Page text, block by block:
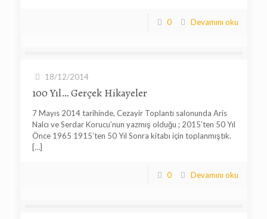
0 Devamını oku
18/12/2014
100 Yıl… Gerçek Hikayeler
7 Mayıs 2014 tarihinde, Cezayir Toplantı salonunda Aris
Nalcı ve Serdar Korucu’nun yazmış olduğu ; 2015’ten 50 Yıl
Önce 1965 1915’ten 50 Yıl Sonra kitabı için toplanmıştık.
[…]
0 Devamını oku